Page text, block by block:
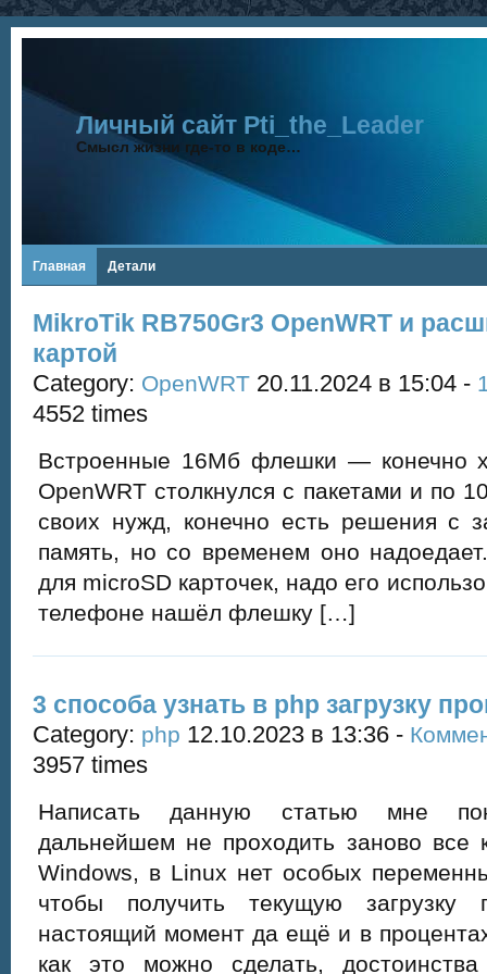
Личный сайт Pti_the_Leader
Смысл жизни где-то в коде…
Главная Детали
MikroTik RB750Gr3 OpenWRT и
картой
Category: OpenWRT 20.11.2024 в 15:04 -
4552 times
Встроенные 16Мб флешки — конечно
OpenWRT столкнулся с пакетами и по
своих нужд, конечно есть решения с
память, но со временем оно
для microSD карточек, надо его
телефоне нашёл флешку […]
3 способа узнать в php загрузку
Category: php 12.10.2023 в 13:36 -
3957 times
Написать данную статью мне
дальнейшем не проходить заново все
Windows, в Linux нет особых
чтобы получить текущую загрузку
настоящий момент да ещё и в
как это можно сделать,